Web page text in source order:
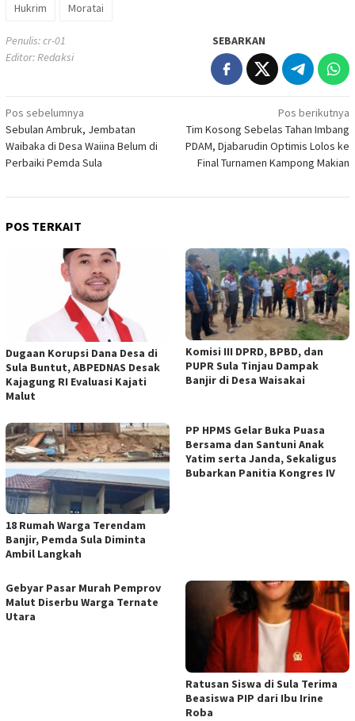
Hukrim Moratai
Penulis: cr-01
Editor: Redaksi
SEBARKAN
Navigasi
pos
Pos sebelumnya
Sebulan Ambruk, Jembatan
Waibaka di Desa Waiina Belum di
Perbaiki Pemda Sula
Pos berikutnya
Tim Kosong Sebelas Tahan Imbang
PDAM, Djabarudin Optimis Lolos ke
Final Turnamen Kampong Makian
POS TERKAIT
Dugaan Korupsi Dana Desa di
Sula Buntut, ABPEDNAS Desak
Kajagung RI Evaluasi Kajati
Malut
Komisi III DPRD, BPBD, dan
PUPR Sula Tinjau Dampak
Banjir di Desa Waisakai
18 Rumah Warga Terendam
Banjir, Pemda Sula Diminta
Ambil Langkah
PP HPMS Gelar Buka Puasa
Bersama dan Santuni Anak
Yatim serta Janda, Sekaligus
Bubarkan Panitia Kongres IV
Gebyar Pasar Murah Pemprov
Malut Diserbu Warga Ternate
Utara
Ratusan Siswa di Sula Terima
Beasiswa PIP dari Ibu Irine
Roba